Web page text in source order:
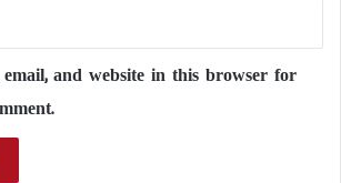
email, and website in this browser for